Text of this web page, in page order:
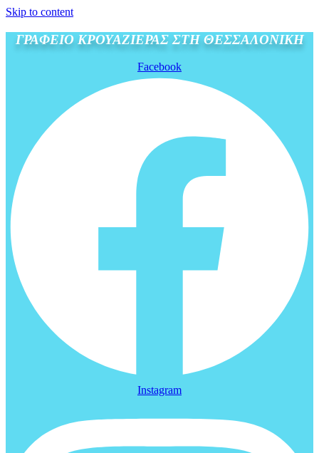
Skip to content
ΓΡΑΦΕΙΟ ΚΡΟΥΑΖΙΕΡΑΣ ΣΤΗ ΘΕΣΣΑΛΟΝΙΚΗ
Facebook
Instagram